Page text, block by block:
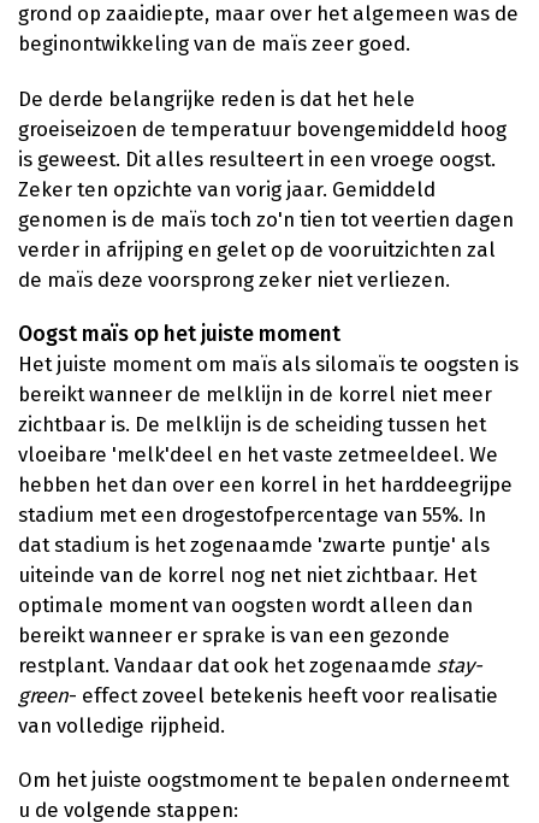
grond op zaaidiepte, maar over het algemeen was de
beginontwikkeling van de maïs zeer goed.
De derde belangrijke reden is dat het hele
groeiseizoen de temperatuur bovengemiddeld hoog
is geweest. Dit alles resulteert in een vroege oogst.
Zeker ten opzichte van vorig jaar. Gemiddeld
genomen is de maïs toch zo'n tien tot veertien dagen
verder in afrijping en gelet op de vooruitzichten zal
de maïs deze voorsprong zeker niet verliezen.
Oogst maïs op het juiste moment
Het juiste moment om maïs als silomaïs te oogsten is
bereikt wanneer de melklijn in de korrel niet meer
zichtbaar is. De melklijn is de scheiding tussen het
vloeibare 'melk'deel en het vaste zetmeeldeel. We
hebben het dan over een korrel in het harddeegrijpe
stadium met een drogestofpercentage van 55%. In
dat stadium is het zogenaamde 'zwarte puntje' als
uiteinde van de korrel nog net niet zichtbaar. Het
optimale moment van oogsten wordt alleen dan
bereikt wanneer er sprake is van een gezonde
restplant. Vandaar dat ook het zogenaamde stay-
green- effect zoveel betekenis heeft voor realisatie
van volledige rijpheid.
Om het juiste oogstmoment te bepalen onderneemt
u de volgende stappen: